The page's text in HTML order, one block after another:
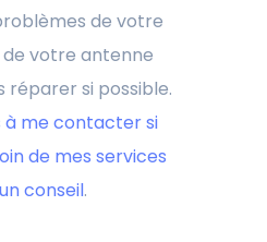
de votre
de votre antenne
réparer si possible.
à me contacter si
de mes services
conseil.